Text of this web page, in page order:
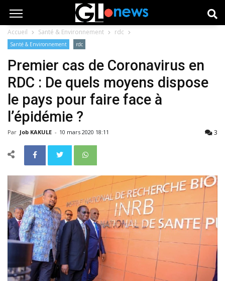
Accueil Santé & Environnement rdc
Santé & Environnement rdc
Premier cas de Coronavirus en
RDC : De quels moyens dispose
le pays pour faire face à
l’épidémie ?
Par Job KAKULE - 10 mars 2020 18:11 3